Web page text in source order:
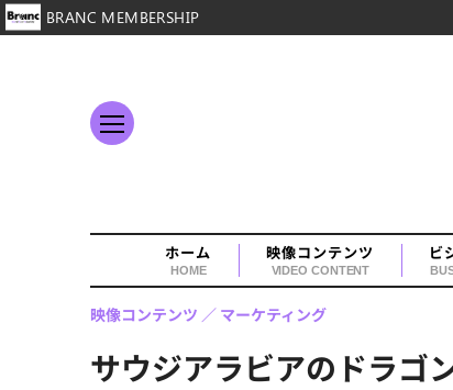
ホーム
HOME
映像コンテンツ
VIDEO CONTENT
ビ
サウジアラビアのドラ
映像コンテンツ マーケティング
BRANC MEMBERSHIP